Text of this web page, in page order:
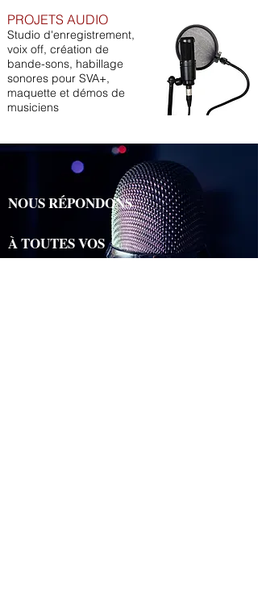
PROJETS AUDIO
Studio d'enregistrement,
voix off, création de
bande-sons, habillage
sonores pour SVA+,
maquette et démos de
musiciens
NOUS RÉPONDONS
À TOUTES VOS